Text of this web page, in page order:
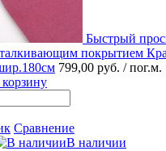
Быстрый
покрытием
799,00 руб. / пог.м.
Сравнение
В наличии